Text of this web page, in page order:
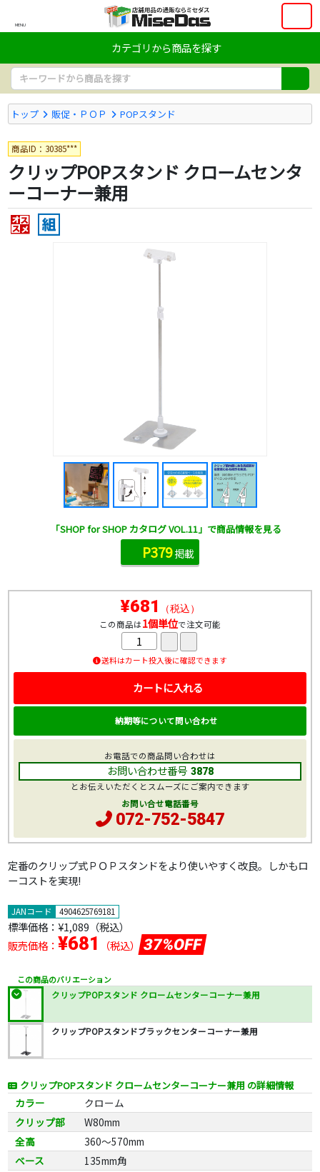
MENU
カテゴリから商品を探す
トップ 販促・ＰＯＰ POPスタンド
商品ID：30385***
クリップPOPスタンド クロームセンタ
ーコーナー兼用
定番のクリップ式ＰＯＰスタンドをより使いやすく改良。しかもロ
ーコストを実現!
JANコード 4904625769181
標準価格： ¥1,089 （税込）
販売価格： ¥681 （税込） 37%OFF
この商品のバリエーション
クリップPOPスタンド クロームセンターコーナー兼用
クリップPOPスタンドブラックセンターコーナー兼用
クリップPOPスタンド クロームセンターコーナー兼用 の詳細情報
カラー
クローム
クリップ部
W80mm
全高
360～570mm
ベース
135mm角
¥681 （税込）
この商品は1個単位で注文可能
送料はカート投入後に確認できます
カートに入れる
納期等について問い合わせ
お電話での商品問い合わせは
お問い合わせ番号 3878
とお伝えいただくとスムーズにご案内できます
お問い合せ電話番号
072-752-5847
「SHOP for SHOP カタログ VOL.11」で商品情報を見る
P379掲載